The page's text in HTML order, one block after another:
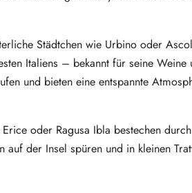
Städtchen wie Urbino oder
Italiens – bekannt für seine Weine
und bieten eine entspannte
oder Ragusa Ibla bestechen
der Insel spüren und in kleinen